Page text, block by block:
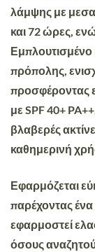
λάμψης με
και 72 ώρες, ενώ
Εμπλουτισμένο
πρόπολης,
προσφέροντας
με SPF 40+
βλαβερές
καθημερινή
Εφαρμόζεται
παρέχοντας
εφαρμοστεί
όσους